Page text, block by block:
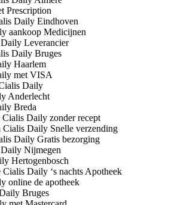
Prescription
Daily Eindhoven
aankoop Medicijnen
Leverancier
Daily Bruges
Haarlem
met VISA
Daily
Anderlecht
Breda
Cialis Daily zonder recept
Daily Snelle verzending
Daily Gratis bezorging
Nijmegen
Hertogenbosch
Daily ‘s nachts Apotheek
online de apotheek
Bruges